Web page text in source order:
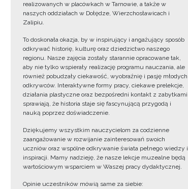
realizowanych w placówkach w Tarnowie, a także w
naszych oddziałach w Dołędze, Wierzchosławicach i
Zalipiu.
To doskonała okazja, by w inspirujący i angażujący sposób
odkrywać historię, kulturę oraz dziedzictwo naszego
regionu. Nasze zajęcia zostały starannie opracowane tak,
aby nie tylko wspierały realizację programu nauczania, ale
również pobudzały ciekawość, wyobraźnię i pasję młodych
odkrywców. Interaktywne formy pracy, ciekawe prelekcje,
działania plastyczne oraz bezpośredni kontakt z zabytkami
sprawiają, że historia staje się fascynującą przygodą i
nauką poprzez doświadczenie.
Dziękujemy wszystkim nauczycielom za codzienne
zaangażowanie w rozwijanie zainteresowań swoich
uczniów oraz wspólne odkrywanie świata pełnego wiedzy i
inspiracji. Mamy nadzieję, że nasze lekcje muzealne będą
wartościowym wsparciem w Waszej pracy dydaktycznej.
Opinie uczestników mówią same za siebie: